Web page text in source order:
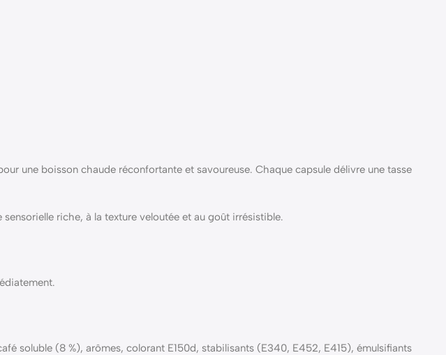
une boisson chaude réconfortante et savoureuse. Chaque capsule délivre une tasse
riche, à la texture veloutée et au goût irrésistible.
soluble (8 %), arômes, colorant E150d, stabilisants (E340, E452, E415), émulsifiants